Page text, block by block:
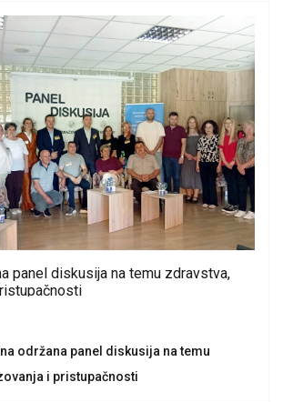
panel diskusija na temu zdravstva,
održana panel diskusija na temu
i pristupačnosti